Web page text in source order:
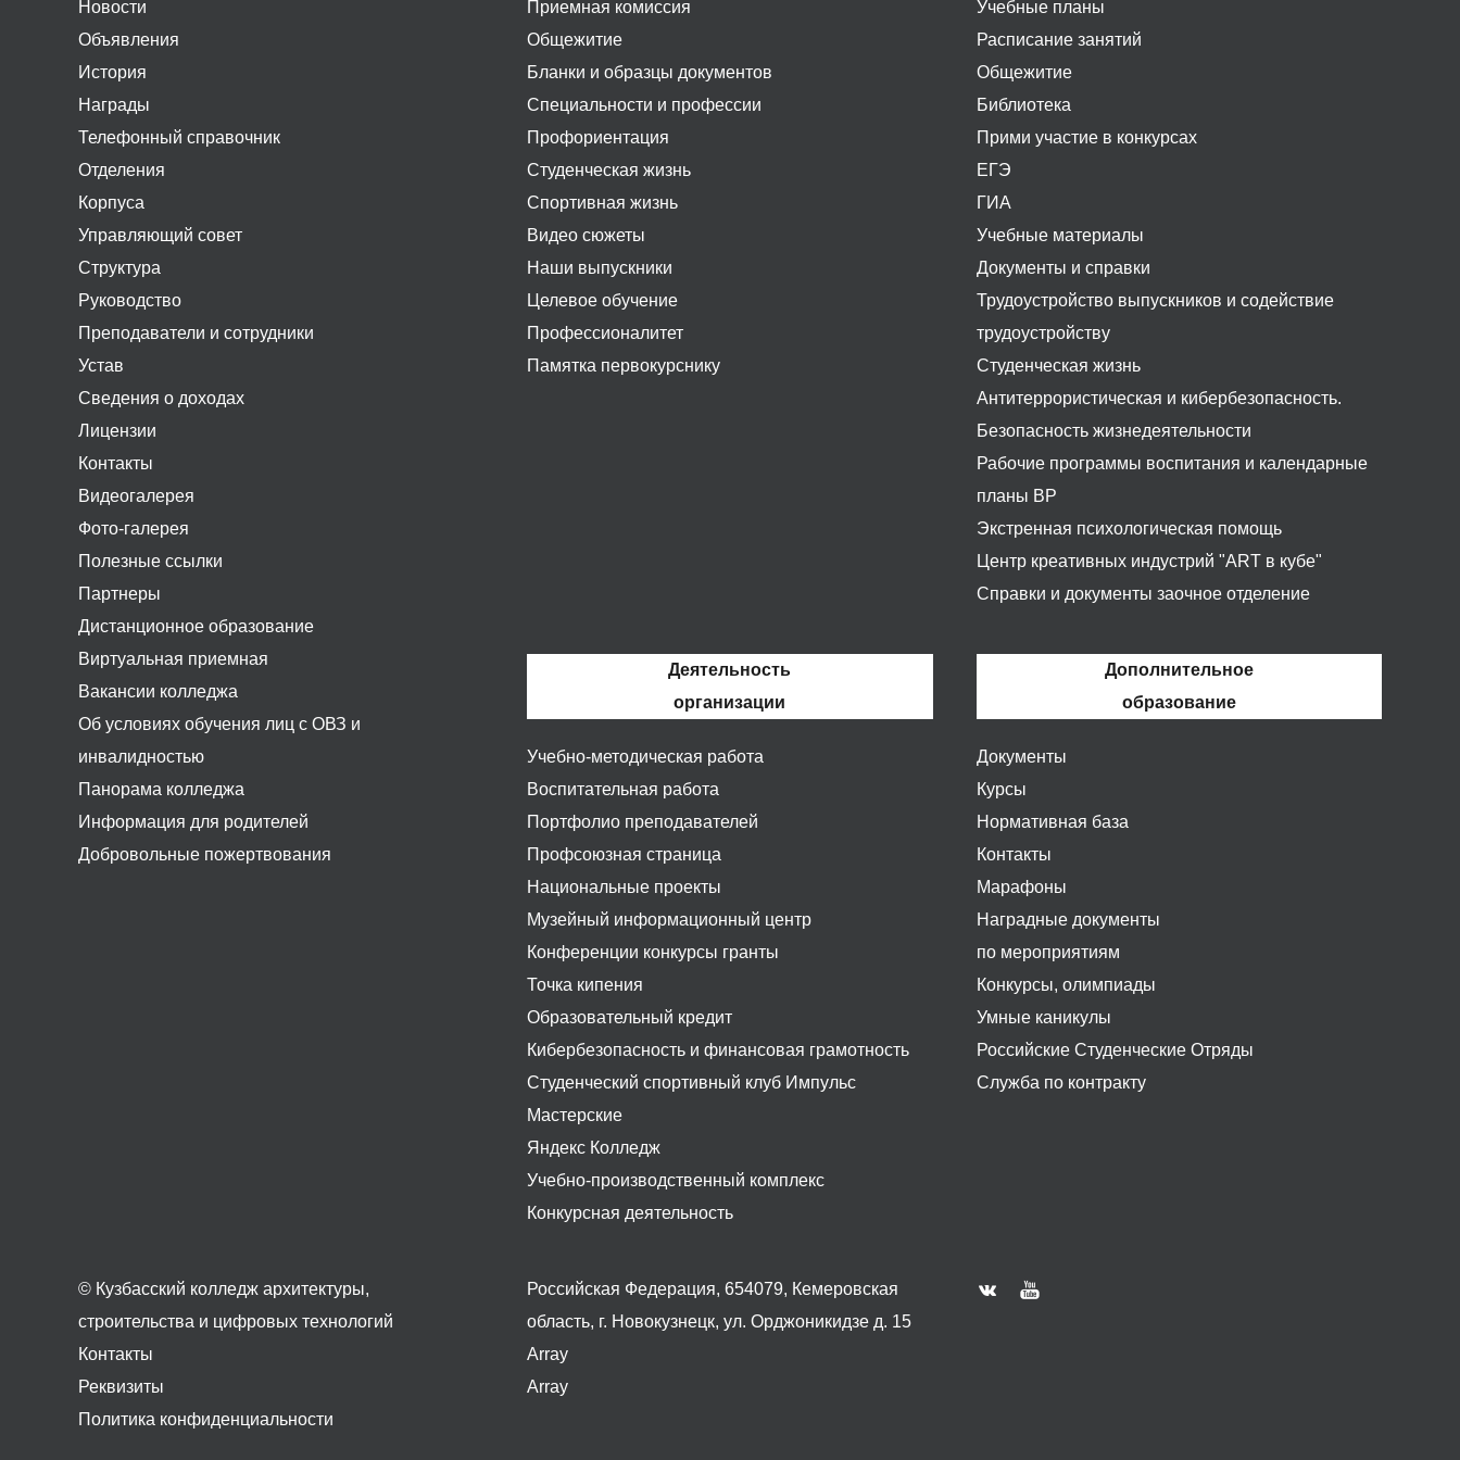
Новости
Объявления
История
Награды
Телефонный справочник
Отделения
Корпуса
Управляющий совет
Структура
Руководство
Преподаватели и сотрудники
Устав
Сведения о доходах
Лицензии
Контакты
Видеогалерея
Фото-галерея
Полезные ссылки
Партнеры
Дистанционное образование
Виртуальная приемная
Вакансии колледжа
Об условиях обучения лиц с ОВЗ и
инвалидностью
Панорама колледжа
Информация для родителей
Добровольные пожертвования
Приемная комиссия
Общежитие
Бланки и образцы документов
Специальности и профессии
Профориентация
Студенческая жизнь
Спортивная жизнь
Видео сюжеты
Наши выпускники
Целевое обучение
Профессионалитет
Памятка первокурснику
Учебные планы
Расписание занятий
Общежитие
Библиотека
Прими участие в конкурсах
ЕГЭ
ГИА
Учебные материалы
Документы и справки
Трудоустройство выпускников и содействие
трудоустройству
Студенческая жизнь
Антитеррористическая и кибербезопасность.
Безопасность жизнедеятельности
Рабочие программы воспитания и календарные
планы ВР
Экстренная психологическая помощь
Центр креативных индустрий "ART в кубе"
Справки и документы заочное отделение
Деятельность
организации
Учебно-методическая работа
Воспитательная работа
Портфолио преподавателей
Профсоюзная страница
Национальные проекты
Музейный информационный центр
Конференции конкурсы гранты
Точка кипения
Образовательный кредит
Кибербезопасность и финансовая грамотность
Студенческий спортивный клуб Импульс
Мастерские
Яндекс Колледж
Учебно-производственный комплекс
Конкурсная деятельность
Дополнительное
образование
Документы
Курсы
Нормативная база
Контакты
Марафоны
Наградные документы
по мероприятиям
Конкурсы, олимпиады
Умные каникулы
Российские Студенческие Отряды
Служба по контракту
© Кузбасский колледж архитектуры,
строительства и цифровых технологий
Контакты
Реквизиты
Политика конфиденциальности
Российская Федерация, 654079, Кемеровская
область, г. Новокузнецк, ул. Орджоникидзе д. 15
Array
Array